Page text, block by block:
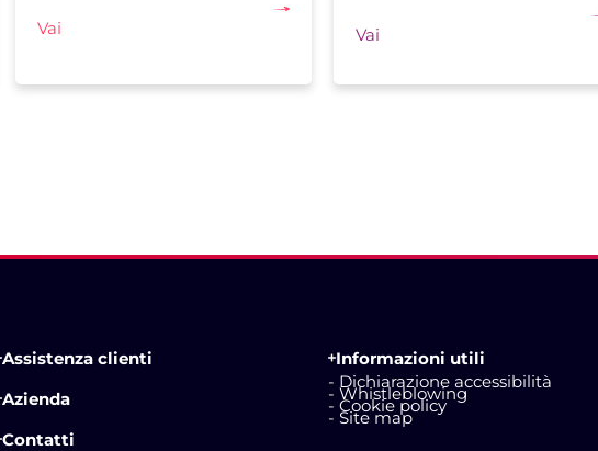
Vai Vai
Assistenza clienti
Azienda
Contatti
Informazioni utili
- Dichiarazione accessibilità
- Whistleblowing
- Cookie policy
- Site map